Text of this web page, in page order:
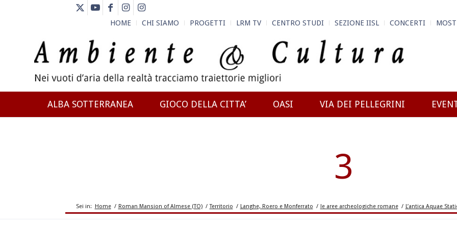
HOME CHI SIAMO PROGETTI LRM TV CENTRO STUDI SEZIONE IISL CONCERTI
ALBA SOTTERRANEA GIOCO DELLA CITTA’ OASI VIA DEI PELLEGRINI
3
Sei in: Home / Roman Mansion of Almese (TO) / Territorio / Langhe, Roero e Monferrato / le aree archeologiche romane / L’antica Aquae